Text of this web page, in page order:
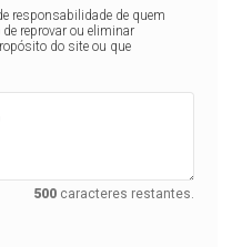
responsabilidade de quem
reprovar ou eliminar
do site ou que
500 caracteres restantes.